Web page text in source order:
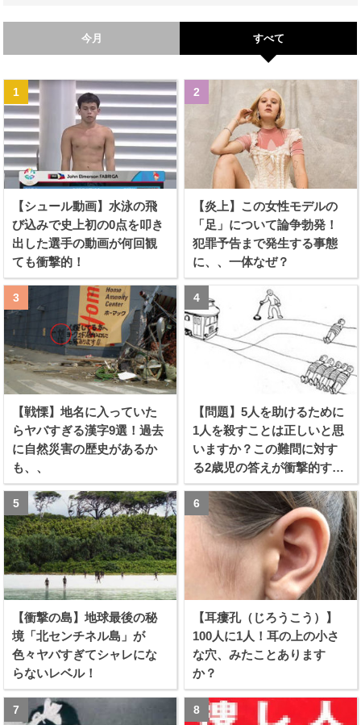
今月 すべて
【シュール動画】水泳の飛
び込みで史上初の0点を叩き
出した選手の動画が何回観
ても衝撃的！
【炎上】この女性モデルの
「足」について論争勃発！
犯罪予告まで発生する事態
に、、一体なぜ？
【戦慄】地名に入っていた
らヤバすぎる漢字9選！過去
に自然災害の歴史があるか
も、、
【問題】5人を助けるために
1人を殺すことは正しいと思
いますか？この難問に対す
る2歳児の答えが衝撃的すぎ
る！！
【衝撃の島】地球最後の秘
境「北センチネル島」が
色々ヤバすぎてシャレにな
らないレベル！
【耳瘻孔（じろうこう）】
100人に1人！耳の上の小さ
な穴、みたことあります
か？